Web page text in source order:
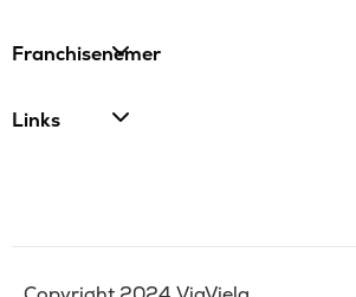
Franchisenemer
Links